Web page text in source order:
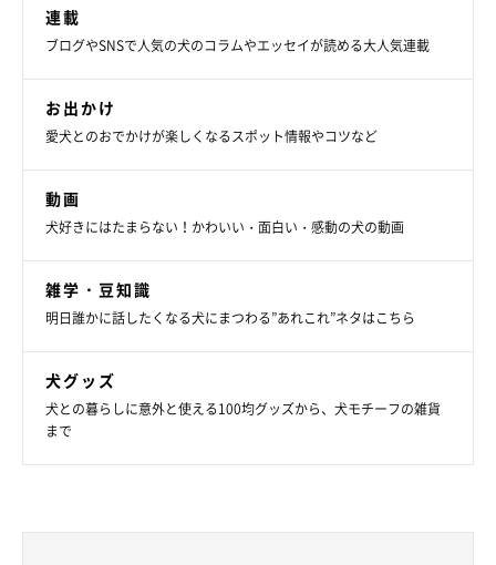
連載
ブログやSNSで人気の犬のコラムやエッセイが読める大人気連載
お出かけ
愛犬とのおでかけが楽しくなるスポット情報やコツなど
動画
犬好きにはたまらない！かわいい・面白い・感動の犬の動画
雑学・豆知識
明日誰かに話したくなる犬にまつわる”あれこれ”ネタはこちら
犬グッズ
犬との暮らしに意外と使える100均グッズから、犬モチーフの雑貨
まで